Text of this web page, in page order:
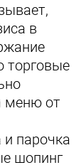
в
торговые
меню от
парочка
шопинг